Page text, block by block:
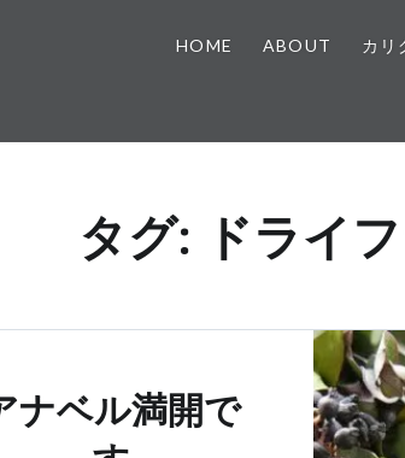
HOME ABOUT カリ
タグ: ドライ
ナベル満開で